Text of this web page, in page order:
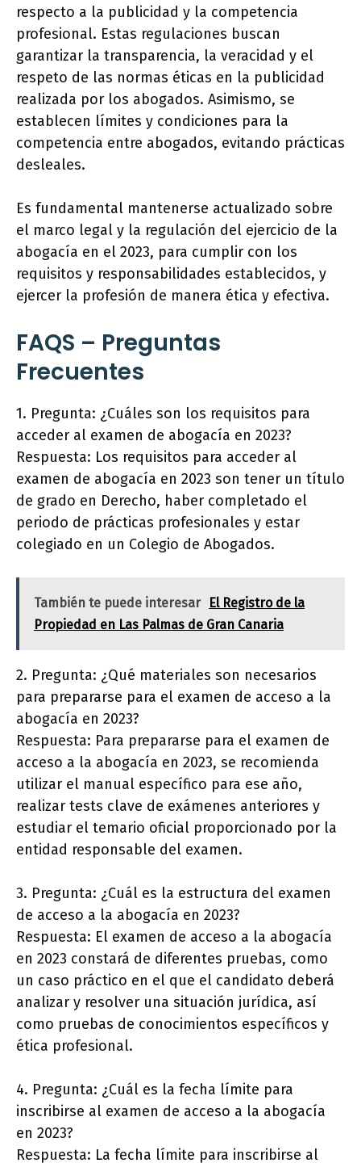
respecto a la publicidad y la competencia
profesional. Estas regulaciones buscan
garantizar la transparencia, la veracidad y el
respeto de las normas éticas en la publicidad
realizada por los abogados. Asimismo, se
establecen límites y condiciones para la
competencia entre abogados, evitando prácticas
desleales.
Es fundamental mantenerse actualizado sobre
el marco legal y la regulación del ejercicio de la
abogacía en el 2023, para cumplir con los
requisitos y responsabilidades establecidos, y
ejercer la profesión de manera ética y efectiva.
FAQS – Preguntas
Frecuentes
1. Pregunta: ¿Cuáles son los requisitos para
acceder al examen de abogacía en 2023?
Respuesta: Los requisitos para acceder al
examen de abogacía en 2023 son tener un título
de grado en Derecho, haber completado el
periodo de prácticas profesionales y estar
colegiado en un Colegio de Abogados.
También te puede interesar
El Registro de la
Propiedad en Las Palmas de Gran Canaria
2. Pregunta: ¿Qué materiales son necesarios
para prepararse para el examen de acceso a la
abogacía en 2023?
Respuesta: Para prepararse para el examen de
acceso a la abogacía en 2023, se recomienda
utilizar el manual específico para ese año,
realizar tests clave de exámenes anteriores y
estudiar el temario oficial proporcionado por la
entidad responsable del examen.
3. Pregunta: ¿Cuál es la estructura del examen
de acceso a la abogacía en 2023?
Respuesta: El examen de acceso a la abogacía
en 2023 constará de diferentes pruebas, como
un caso práctico en el que el candidato deberá
analizar y resolver una situación jurídica, así
como pruebas de conocimientos específicos y
ética profesional.
4. Pregunta: ¿Cuál es la fecha límite para
inscribirse al examen de acceso a la abogacía
en 2023?
Respuesta: La fecha límite para inscribirse al